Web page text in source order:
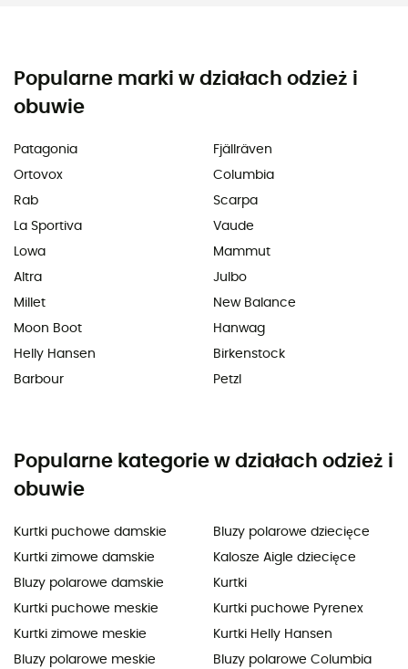
Popularne marki w działach odzież i
obuwie
Patagonia
Ortovox
Rab
La Sportiva
Lowa
Altra
Millet
Moon Boot
Helly Hansen
Barbour
Fjällräven
Columbia
Scarpa
Vaude
Mammut
Julbo
New Balance
Hanwag
Birkenstock
Petzl
Popularne kategorie w działach odzież i
obuwie
Kurtki puchowe damskie
Kurtki zimowe damskie
Bluzy polarowe damskie
Kurtki puchowe meskie
Kurtki zimowe meskie
Bluzy polarowe meskie
Bluzy polarowe dziecięce
Kalosze Aigle dziecięce
Kurtki
Kurtki puchowe Pyrenex
Kurtki Helly Hansen
Bluzy polarowe Columbia